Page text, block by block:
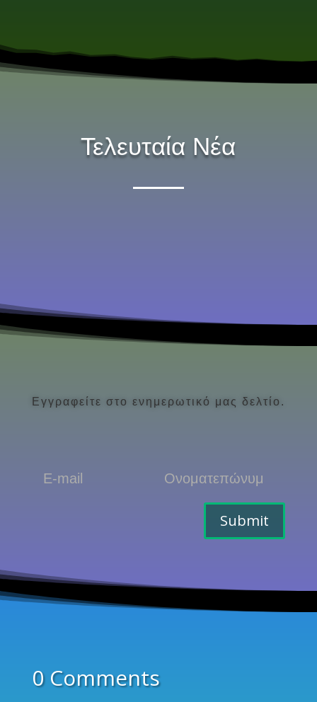
Τελευταία Νέα
Εγγραφείτε στο ενημερωτικό μας δελτίο.
Submit
0 Comments